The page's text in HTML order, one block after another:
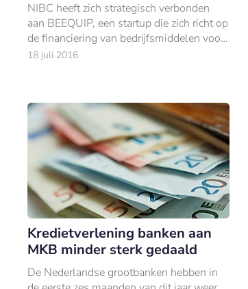
NIBC heeft zich strategisch verbonden
aan BEEQUIP, een startup die zich richt op
de financiering van bedrijfsmiddelen voor
het MKB in de sectoren infra, grondverzet,
18 juli 2016
Kredietverlening banken aan
MKB minder sterk gedaald
De Nederlandse grootbanken hebben in